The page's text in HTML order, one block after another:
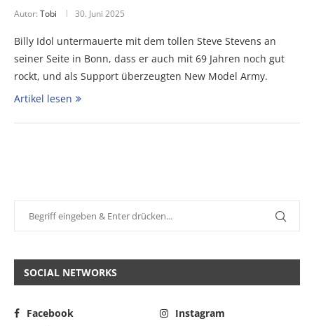
Autor: Tobi 30. Juni 2025
Billy Idol untermauerte mit dem tollen Steve Stevens an
seiner Seite in Bonn, dass er auch mit 69 Jahren noch gut
rockt, und als Support überzeugten New Model Army.
Artikel lesen
SOCIAL NETWORKS
Facebook
Instagram